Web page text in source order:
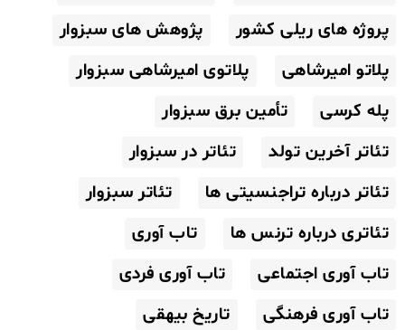
پروژه های ریلی کشور
پژوهش های سبزوار
پلاتو امیرشاهی
پلاتوی امیرشاهی سبزوار
پله کرسی
تأمین برق سبزوار
تئاتر آخرین تولد
تئاتر در سبزوار
تئاتر درباره تراجنسیتی ها
تئاتر سبزوار
تئاتری درباره ترنس ها
تاب آوری
تاب آوری اجتماعی
تاب آوری فردی
تاب آوری فرهنگی
تاریخ بیهقی